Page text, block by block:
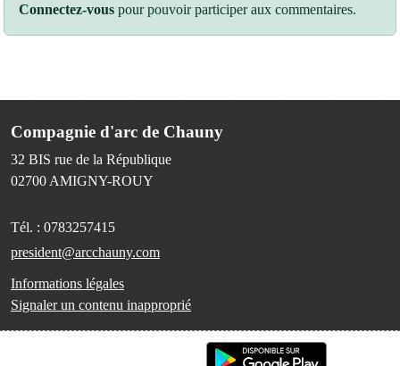
Connectez-vous pour pouvoir participer aux commentaires.
Compagnie d'arc de Chauny
32 BIS rue de la République
02700 AMIGNY-ROUY
Tél. : 0783257415
president@arcchauny.com
Informations légales
Signaler un contenu inapproprié